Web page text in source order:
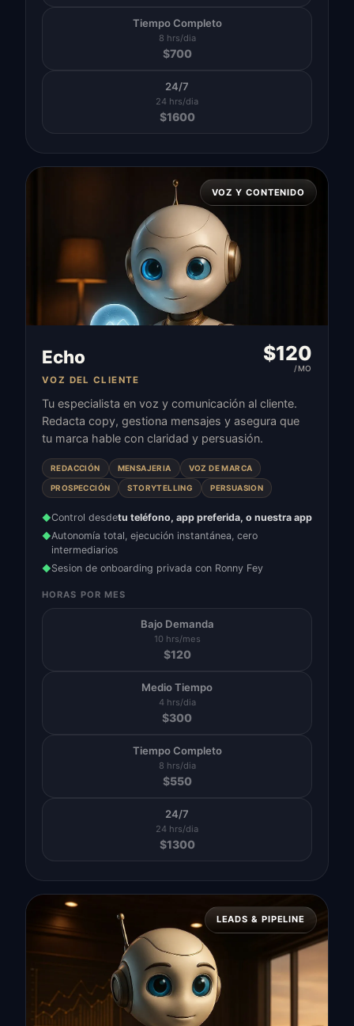
Tiempo Completo
8 hrs/dia
$700
24/7
24 hrs/dia
$1600
VOZ Y CONTENIDO
Echo
VOZ DEL CLIENTE
$120
/MO
Tu especialista en voz y comunicación al cliente.
Redacta copy, gestiona mensajes y asegura que
tu marca hable con claridad y persuasión.
REDACCIÓN MENSAJERIA VOZ DE MARCA
PROSPECCIÓN STORYTELLING PERSUASION
◆Control desdetu teléfono, app preferida, o nuestra app
◆Autonomía total, ejecución instantánea, cero
intermediarios
◆Sesion de onboarding privada con Ronny Fey
HORAS POR MES
Bajo Demanda
10 hrs/mes
$120
Medio Tiempo
4 hrs/dia
$300
Tiempo Completo
8 hrs/dia
$550
24/7
24 hrs/dia
$1300
LEADS & PIPELINE